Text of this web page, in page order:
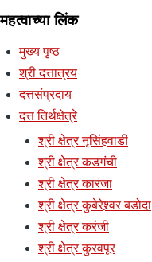
महत्वाच्या लिंक
मुख्य पृष्ठ
श्री दत्तात्रय
दत्तसंप्रदाय
दत्त तिर्थक्षेत्रे
श्री क्षेत्र नृसिंहवाडी
श्री क्षेत्र कडगंची
श्री क्षेत्र कारंजा
श्री क्षेत्र कुबेरेश्र्वर बडोदा
श्री क्षेत्र करंजी
श्री क्षेत्र कुरवपूर